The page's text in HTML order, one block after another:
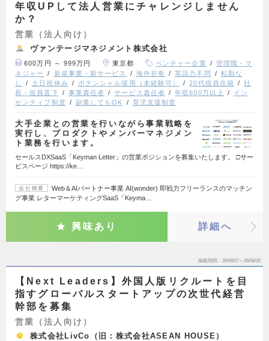
年収UPして法人営業にチャレンジしません
か？
営業（法人向け）
ヴァンテージマネジメント株式会社
600万円 ～ 999万円 東京都 ベンチャー企業
管理職・マ
ネジャー
新規事業・新サービス 海外折衝 英語力不問
転勤な
し
土日祝休み ポテンシャル採用（未経験可） 20代役員在籍
社
長・役員直下
事業責任者 サービス責任者 年収600万以上
イン
センティブ制度
副業してもOK 育児支援制度
大手企業との営業を行いながら事業戦略を
実行し、プロダクトやメンバーマネジメン
ト業務を行います。
セールスDXSaaS「Keyman Letter」の営業ポジションを募集いたします。 □サー
ビスページ https://ke…
会社概要
Web＆AIパートナー事業 AI(wonder) 即戦力フリーランスのマッチン
グ事業 レターマーケティングSaaS「Keyma…
興味あり 詳細へ
掲載期間 26/08/07～26/08/20
【Next Leaders】外国人版リクルートを目
指すグローバルスタートアップの次世代経営
幹部を募集
営業（法人向け）
株式会社LivCo（旧：株式会社ASEAN HOUSE）